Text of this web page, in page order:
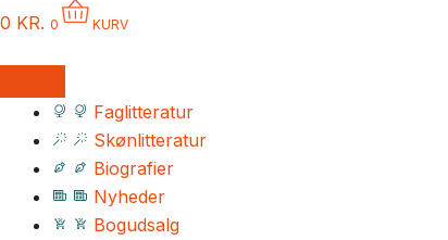
0 KR. 0 KURV
Faglitteratur
Skønlitteratur
Biografier
Nyheder
Bogudsalg